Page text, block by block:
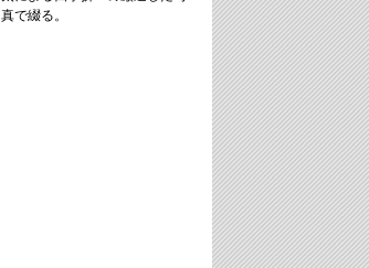
真で綴る。